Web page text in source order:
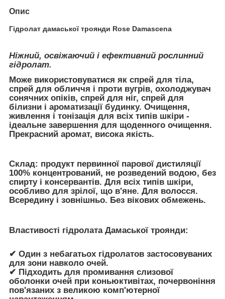
Опис
Гідролат дамаської троянди Rose Damascena
Ніжний, освіжаючий і ефективний рослинний
гідролат.
Може використовуватися як спрей для тіла,
спрей для обличчя і проти вугрів, охолоджувач
сонячних опіків, спрей для ніг, спрей для
білизни і ароматизації будинку. Очищення,
живлення і тонізація для всіх типів шкіри -
ідеальне завершення для щоденного очищення.
Прекрасний аромат, висока якість.
Склад: продукт первинної парової дистиляції
100% концентрований, не розведений водою, без
спирту і консервантів. Для всіх типів шкіри,
особливо для зрілої, що в'яне. Для волосся.
Всередину і зовнішньо. Без вікових обмежень.
Властивості гідролата Дамаської троянди:
✔ Один з небагатьох гідролатов застосовуваних
для зони навколо очей.
✔ Підходить для промивання слизової
оболонки очей при коньюктивітах, почервоніння
пов'язаних з великою комп'ютерної